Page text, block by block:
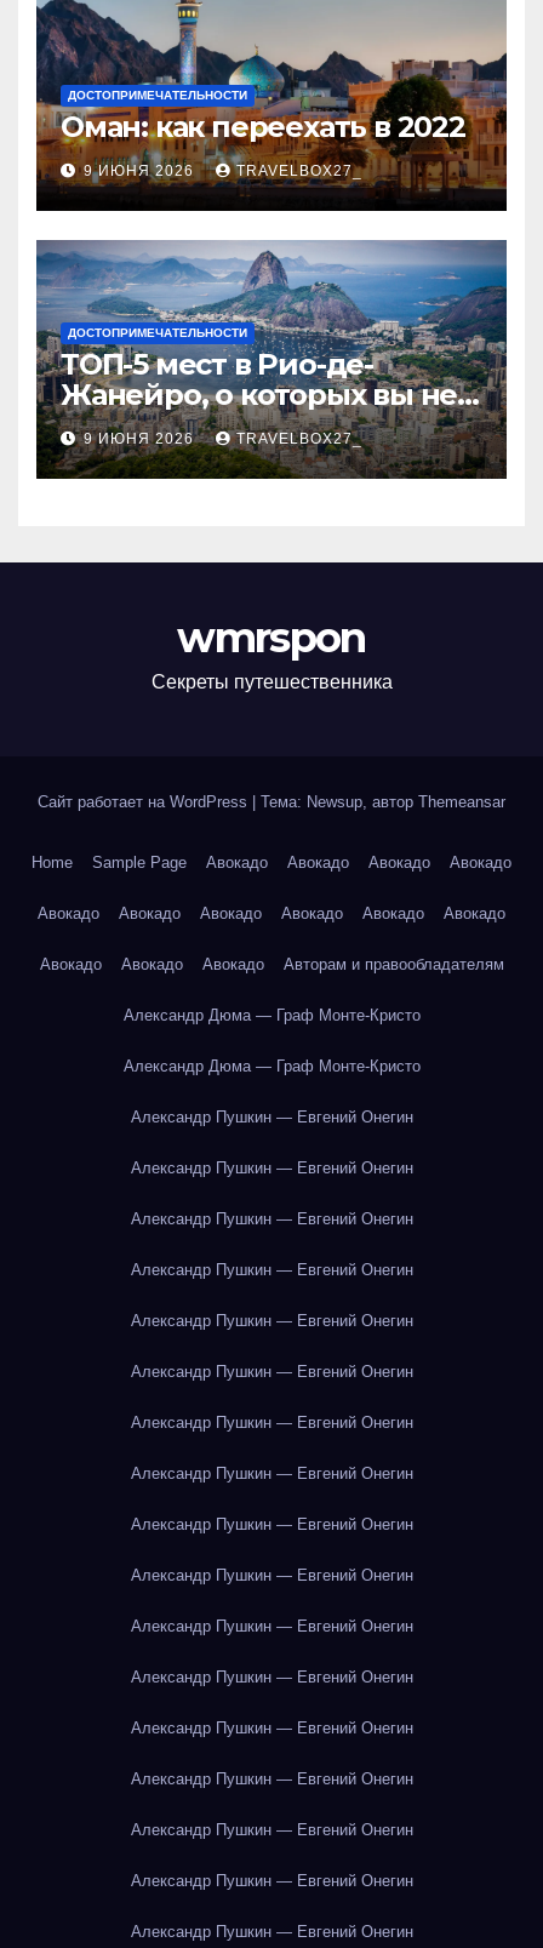
ДОСТОПРИМЕЧАТЕЛЬНОСТИ
Оман: как переехать в 2022
9 ИЮНЯ 2026 TRAVELBOX27_
ДОСТОПРИМЕЧАТЕЛЬНОСТИ
ТОП-5 мест в Рио-де-
Жанейро, о которых вы не
знали
9 ИЮНЯ 2026 TRAVELBOX27_
wmrspon
Секреты путешественника
Сайт работает на WordPress Тема: Newsup, автор Themeansar
Home Sample Page Авокадо Авокадо Авокадо Авокадо
Авокадо Авокадо Авокадо Авокадо Авокадо Авокадо
Авокадо Авокадо Авокадо Авторам и правообладателям
Александр Дюма — Граф Монте-Кристо
Александр Дюма — Граф Монте-Кристо
Александр Пушкин — Евгений Онегин
Александр Пушкин — Евгений Онегин
Александр Пушкин — Евгений Онегин
Александр Пушкин — Евгений Онегин
Александр Пушкин — Евгений Онегин
Александр Пушкин — Евгений Онегин
Александр Пушкин — Евгений Онегин
Александр Пушкин — Евгений Онегин
Александр Пушкин — Евгений Онегин
Александр Пушкин — Евгений Онегин
Александр Пушкин — Евгений Онегин
Александр Пушкин — Евгений Онегин
Александр Пушкин — Евгений Онегин
Александр Пушкин — Евгений Онегин
Александр Пушкин — Евгений Онегин
Александр Пушкин — Евгений Онегин
Александр Пушкин — Евгений Онегин